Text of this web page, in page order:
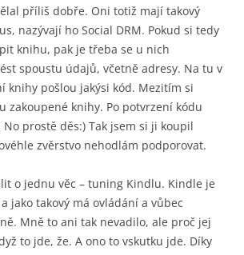
příliš dobře. Oni totiž mají takový
nazývají ho Social DRM. Pokud si tedy
knihu, pak je třeba se u nich
spoustu údajů, včetně adresy. Na tu v
knihy pošlou jakýsi kód. Mezitím si
zakoupené knihy. Po potvrzení kódu
prostě děs:) Tak jsem si ji koupil
zvěrstvo nehodlám podporovat.
o jednu věc – tuning Kindlu. Kindle je
jako takový má ovládání a vůbec
Mně to ani tak nevadilo, ale proč jej
to jde, že. A ono to vskutku jde. Díky